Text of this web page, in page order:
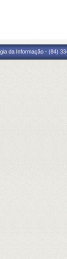
da Informação - (84)